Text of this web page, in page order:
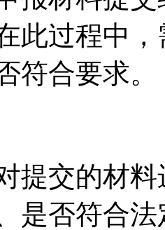
此过程中
符合要求。
提交的材
是否符合